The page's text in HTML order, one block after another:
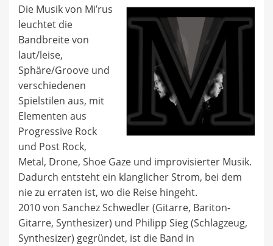
Die Musik von Mi’rus
leuchtet die
Bandbreite von
laut/leise,
Sphäre/Groove und
verschiedenen
Spielstilen aus, mit
Elementen aus
Progressive Rock
und Post Rock,
Metal, Drone, Shoe Gaze und improvisierter Musik.
Dadurch entsteht ein klanglicher Strom, bei dem
nie zu erraten ist, wo die Reise hingeht.
2010 von Sanchez Schwedler (Gitarre, Bariton-
Gitarre, Synthesizer) und Philipp Sieg (Schlagzeug,
Synthesizer) gegründet, ist die Band in